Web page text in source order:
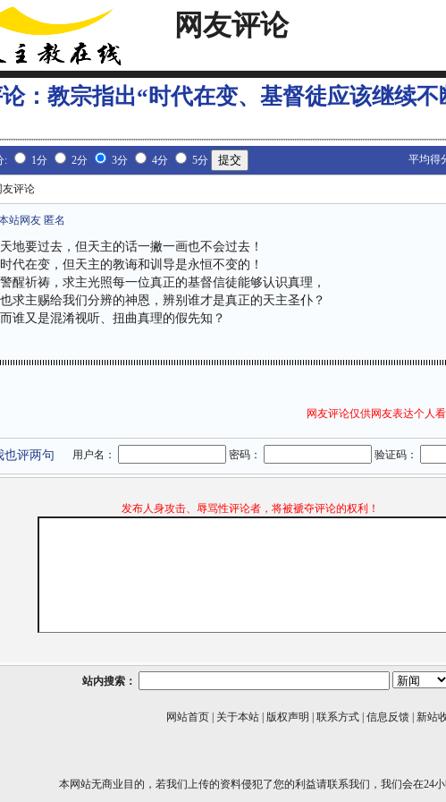
网友评论
： 教宗指出“时代在变、基督徒应该继续不
: 1分 2分 3分 4分 5分 平均得
评论
站网友 匿名
天地要过去，但天主的话一撇一画也不会过去！
时代在变，但天主的教诲和训导是永恒不变的！
警醒祈祷，求主光照每一位真正的基督信徒能够认识真理，
也求主赐给我们分辨的神恩，辨别谁才是真正的天主圣仆？
而谁又是混淆视听、扭曲真理的假先知？
网友评论仅供网友表达个人
也评两句 用户名： 密码： 验证码：
发布人身攻击、辱骂性评论者，将被褫夺评论的权利！
站内搜索：
网站首页 关于本站 版权声明 联系方式 信息反馈 新站
本网站无商业目的，若我们上传的资料侵犯了您的利益请联系我们，我们会在24小